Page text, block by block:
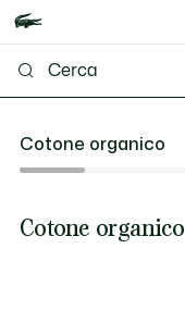
Cotone organico
Cotone organico